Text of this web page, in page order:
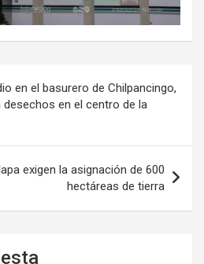
en el basurero de Chilpancingo,
en el centro de la
exigen la asignación de 600
hectáreas de tierra